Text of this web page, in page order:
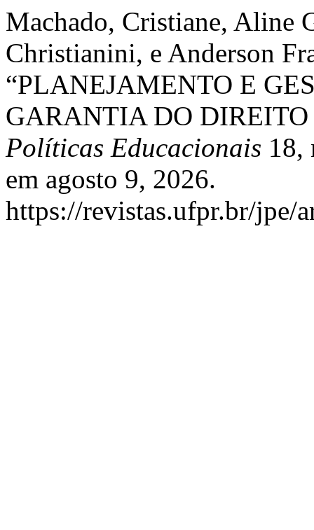
Machado, Cristiane, Aline
Christianini, e Anderson
“PLANEJAMENTO E
GARANTIA DO
Políticas Educacionais 18,
em agosto 9, 2026.
https://revistas.ufpr.br/jpe/